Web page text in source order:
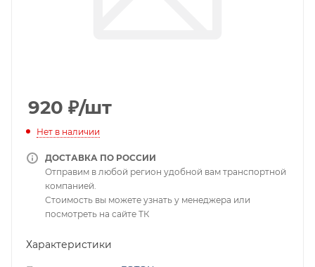
920 ₽/шт
Нет в наличии
ДОСТАВКА ПО РОССИИ
Отправим в любой регион удобной вам транспортной
компанией.
Стоимость вы можете узнать у менеджера или
посмотреть на сайте ТК
Характеристики